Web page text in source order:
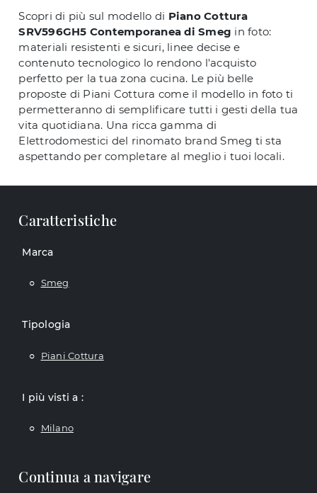
Scopri di più sul modello di Piano Cottura
SRV596GH5 Contemporanea di Smeg in foto:
materiali resistenti e sicuri, linee decise e
contenuto tecnologico lo rendono l'acquisto
perfetto per la tua zona cucina. Le più belle
proposte di Piani Cottura come il modello in foto ti
permetteranno di semplificare tutti i gesti della tua
vita quotidiana. Una ricca gamma di
Elettrodomestici del rinomato brand Smeg ti sta
aspettando per completare al meglio i tuoi locali.
Caratteristiche
Marca
Smeg
Tipologia
Piani Cottura
I più visti a :
Milano
Continua a navigare